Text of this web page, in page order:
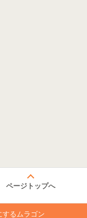
ページトップへ
るムラゴン